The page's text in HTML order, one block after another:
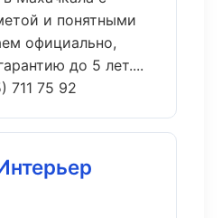
и понятными
официально,
до 5 лет....
711 75 92